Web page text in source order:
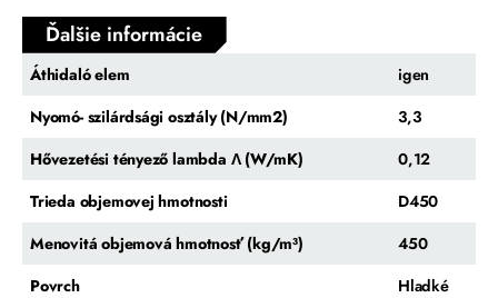
Ďalšie informácie
Áthidaló elem
igen
Nyomó- szilárdsági osztály (N/mm2)
3,3
Hővezetési tényező lambda Λ (W/mK)
0,12
Trieda objemovej hmotnosti
D450
Menovitá objemová hmotnosť (kg/m³)
450
Povrch
Hladké